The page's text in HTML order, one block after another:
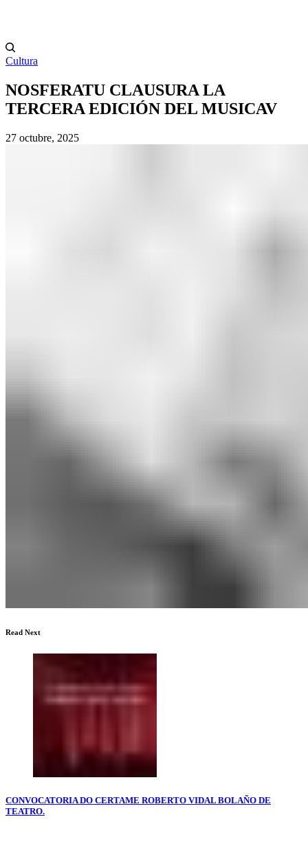
Cultura
NOSFERATU CLAUSURA LA
TERCERA EDICIÓN DEL MUSICAV
27 octubre, 2025
Read Next
CONVOCATORIA DO CERTAME ROBERTO VIDAL BOLAÑO DE
TEATRO.